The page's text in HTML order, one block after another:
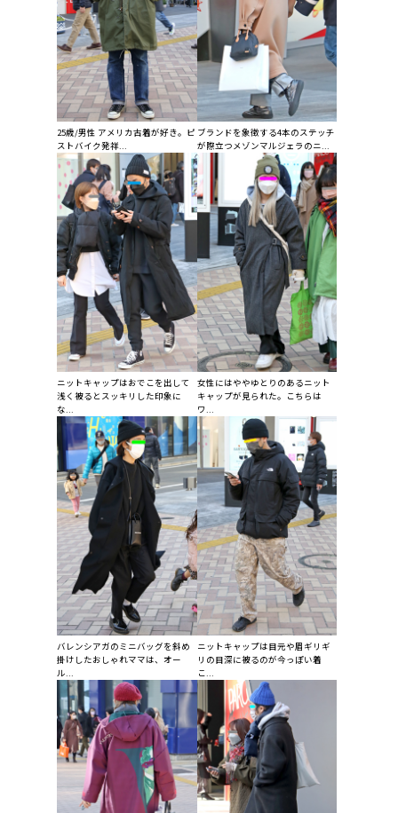
25歳/男性 アメリカ古着が好き。ピ
ストバイク発祥...
ブランドを象徴する4本のステッチ
が際立つメゾンマルジェラのニ...
ニットキャップはおでこを出して
浅く被るとスッキリした印象に
な...
女性にはややゆとりのあるニット
キャップが見られた。こちらは
ワ...
バレンシアガのミニバッグを斜め
掛けしたおしゃれママは、オー
ル...
ニットキャップは目元や眉ギリギ
リの目深に被るのが今っぽい着
こ...